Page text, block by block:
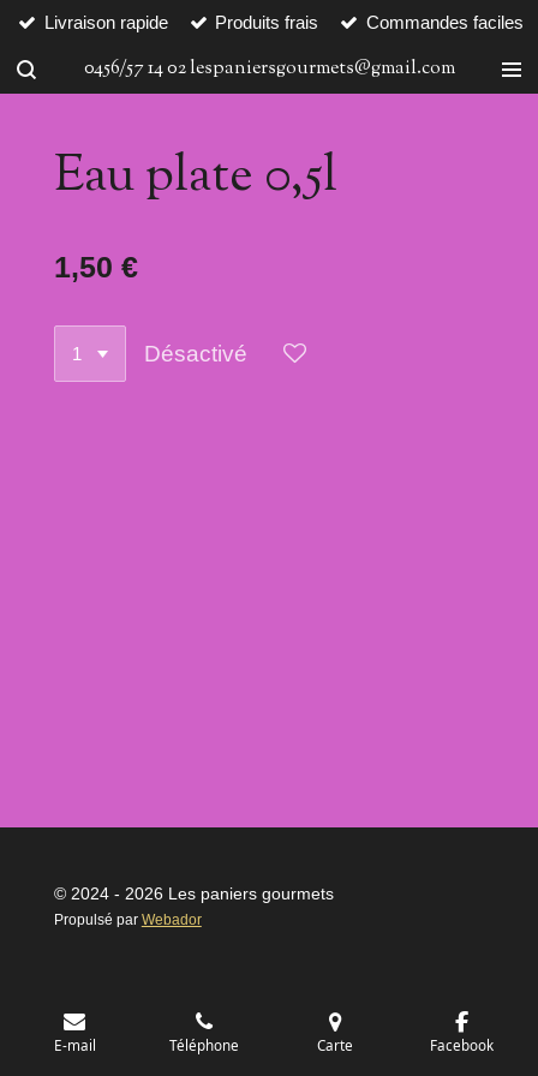
Passer
contenu
0456/57 14 02 lespaniersgourmets@gmail.com
Livraison rapide Produits frais Commandes faciles
Eau plate 0,5l
1,50 €
Désactivé
© 2024 - 2026 Les paniers gourmets
Propulsé par Webador
E-mail Téléphone Carte Facebook